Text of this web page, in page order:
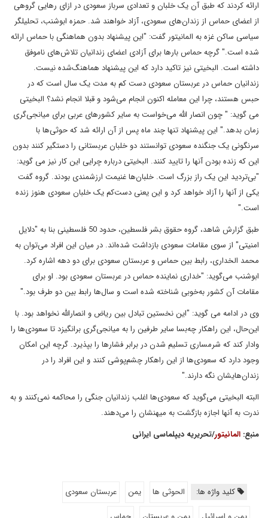
ارائه کردند که طبق آن یک خلبان و تعدادی سرباز سعودی در ازای رهایی گروهی
از اعضای حماس از زندان‌های سعودی، آزاد خواهند شد. حمزه ابوشنب، تحلیلگر
سیاسی ساکن غزه به المانیتور گفت: "این پیشنهاد بدون هماهنگی با حماس ارائه
شده است." گرچه حماس بارها برای آزادی اعضای زندانیان تلاش‌های ناموفق
داشته است. البخیتی نیز تاکید دارد که این پیشنهاد هماهنگ‌شده نیست.
زندانیان حماس در عربستان سعودی دست کم به مدت یک سال است که در
حبس هستند، چرا این معامله اکنون انجام می‌شود و قبلا انجام نشد؟ البخیتی
می گوید: " چون انصار الله می‌خواست به سایر کشورهای عربی برای میانجی‌گری
زمان بدهد." این پیشنهاد تنها چند ماه پس از آن ارائه شد که حوثی‌ها با
سرنگونی یک جنگنده سعودی توانستند دو خلبان عربستانی را دستگیر کنند بدون
این که زنده بودن آنها را تایید کنند. البخیتی درباره چرایی این کار نیز می گوید:
"بی‌تردید این یک راز بزرگ است. خلبان‌ها غنیمت ارزشمندی بودند. گروه گفت
یکی از آنها را آزاد خواهد کرد و این یعنی دست‌کم یک خلبان سعودی هنوز زنده
است."
طبق گزارش شاهد، گروه حقوق بشر فلسطین، حدود 50 فلسطینی بنا به "دلایل
امنیتی" از سوی مقامات سعودی بازداشت شده‌اند. در میان این افراد می‌توان به
محمد الخداری، رابط بین حماس و عربستان سعودی برای دو دهه اشاره کرد.
ابوشنب می‌گوید: "خداری نماینده حماس در عربستان سعودی بود. او برای
مقامات آن کشور به‌خوبی شناخته شده است و سال‌ها رابط بین دو طرف بود."
وی در ادامه می گوید: "این نخستین تبادل بین ریاض و انصارالله نخواهد بود. با
این‌حال، این راهکار چه‌بسا سایر طرفین را به میانجی‌گری برانگیزد تا سعودی‌ها را
وادار کند که شرمساری تسلیم شدن در برابر فشارها را بپذیرد. گرچه این امکان
وجود دارد که سعودی‌ها از این راهکار چشم‌پوشی کنند و این افراد را در
زندان‌هایشان نگه دارند."
البته البخیتی می‌گوید که سعودی‌ها اغلب زندانیان جنگی را محاکمه نمی‌کنند و به
ندرت به آنها اجازه بازگشت به میهنشان را می‌دهند.
منبع: المانیتور/تحریریه دیپلماسی ایرانی
کلید واژه ها: الحوثی ها یمن
عربستان سعودی